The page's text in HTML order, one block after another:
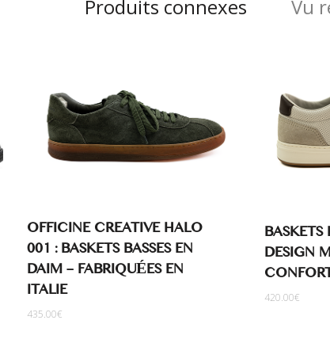
Produits connexes Vu
OFFICINE CREATIVE HALO
001 : BASKETS BASSES EN
DAIM – FABRIQUÉES EN
ITALIE
435.00€
DESIGN
420.00€